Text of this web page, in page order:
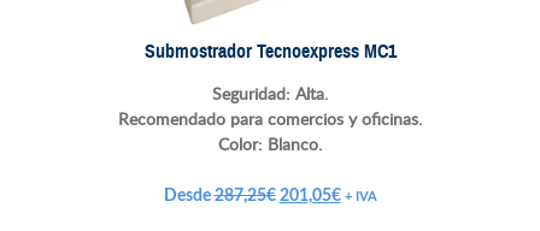
Submostrador Tecnoexpress MC1
Seguridad: Alta.
Recomendado para comercios y oficinas.
Color: Blanco.
Desde287,25€ El
201,05€El+ IVA